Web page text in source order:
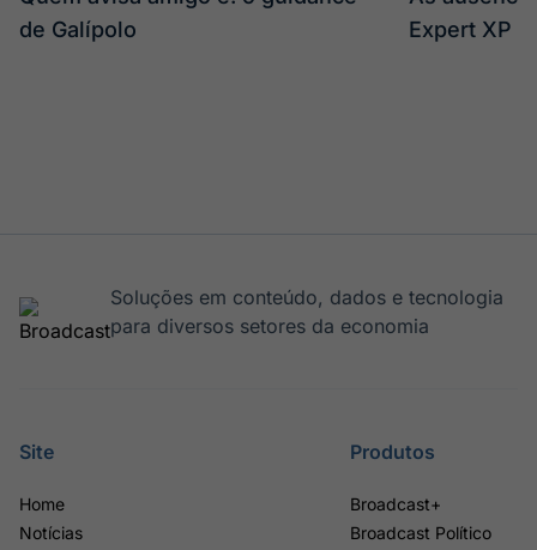
de Galípolo
Expert XP
Soluções em conteúdo, dados e tecnologia
para diversos setores da economia
Site
Home
Notícias
Produtos
Broadcast+
Broadcast Político